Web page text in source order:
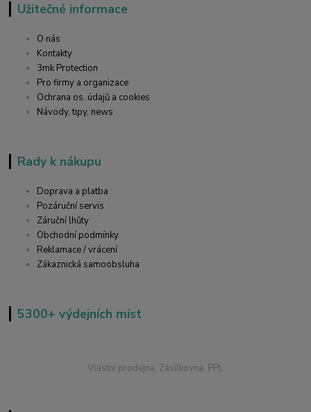
Užitečné informace
O nás
Kontakty
3mk Protection
Pro firmy a organizace
Ochrana os. údajů a cookies
Návody, tipy, news
Rady k nákupu
Doprava a platba
Pozáruční servis
Záruční lhůty
Obchodní podmínky
Reklamace / vrácení
Zákaznická samoobsluha
5300+ výdejních míst
Vlastní prodejna, Zásilkovna, PPL